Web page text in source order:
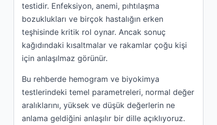
testidir. Enfeksiyon, anemi, pıhtılaşma
bozuklukları ve birçok hastalığın erken
teşhisinde kritik rol oynar. Ancak sonuç
kağıdındaki kısaltmalar ve rakamlar çoğu kişi
için anlaşılmaz görünür.
Bu rehberde hemogram ve biyokimya
testlerindeki temel parametreleri, normal değer
aralıklarını, yüksek ve düşük değerlerin ne
anlama geldiğini anlaşılır bir dille açıklıyoruz.